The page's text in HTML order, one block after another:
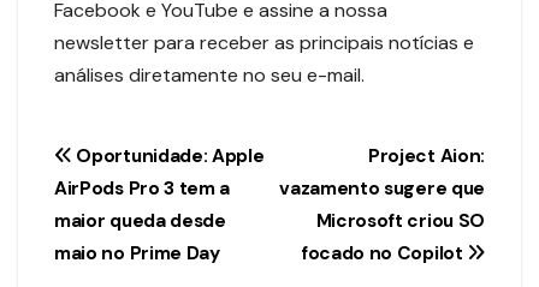
Facebook e YouTube e assine a nossa
newsletter para receber as principais notícias e
análises diretamente no seu e-mail.
Navegação
de
Post
Project Aion:
vazamento sugere que
Microsoft criou SO
focado no Copilot
Oportunidade: Apple
AirPods Pro 3 tem a
maior queda desde
maio no Prime Day